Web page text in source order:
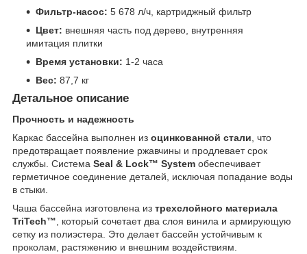
Фильтр-насос: 5 678 л/ч, картриджный фильтр
Цвет: внешняя часть под дерево, внутренняя
имитация плитки
Время установки: 1-2 часа
Вес: 87,7 кг
Детальное описание
Прочность и надежность
Каркас бассейна выполнен из оцинкованной стали , что
предотвращает появление ржавчины и продлевает срок
службы. Система Seal & Lock™ System обеспечивает
герметичное соединение деталей, исключая попадание воды
в стыки.
Чаша бассейна изготовлена из трехслойного материала
TriTech™ , который сочетает два слоя винила и армирующую
сетку из полиэстера. Это делает бассейн устойчивым к
проколам, растяжению и внешним воздействиям.